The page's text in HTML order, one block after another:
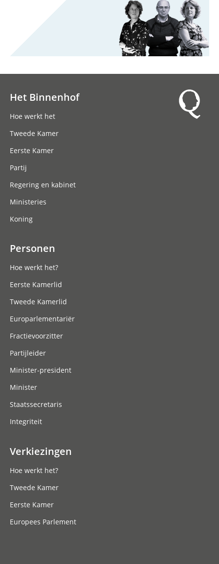
Het Binnenhof
Hoe werkt het
Tweede Kamer
Eerste Kamer
Partij
Regering en kabinet
Ministeries
Koning
Personen
Hoe werkt het?
Eerste Kamerlid
Tweede Kamerlid
Europarlementariër
Fractievoorzitter
Partijleider
Minister-president
Minister
Staatssecretaris
Integriteit
Verkiezingen
Hoe werkt het?
Tweede Kamer
Eerste Kamer
Europees Parlement